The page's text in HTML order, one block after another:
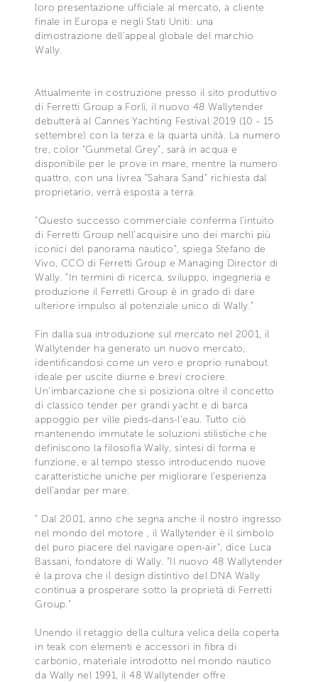
loro presentazione ufficiale al mercato, a cliente
finale in Europa e negli Stati Uniti: una
dimostrazione dell’appeal globale del marchio
Wally.
Attualmente in costruzione presso il sito produttivo
di Ferretti Group a Forlì, il nuovo 48 Wallytender
debutterà al Cannes Yachting Festival 2019 (10 - 15
settembre) con la terza e la quarta unità. La numero
tre, color “Gunmetal Grey”, sarà in acqua e
disponibile per le prove in mare, mentre la numero
quattro, con una livrea “Sahara Sand” richiesta dal
proprietario, verrà esposta a terra.
"Questo successo commerciale conferma l’intuito
di Ferretti Group nell'acquisire uno dei marchi più
iconici del panorama nautico", spiega Stefano de
Vivo, CCO di Ferretti Group e Managing Director di
Wally. "In termini di ricerca, sviluppo, ingegneria e
produzione il Ferretti Group è in grado di dare
ulteriore impulso al potenziale unico di Wally."
Fin dalla sua introduzione sul mercato nel 2001, il
Wallytender ha generato un nuovo mercato,
identificandosi come un vero e proprio runabout
ideale per uscite diurne e brevi crociere.
Un’imbarcazione che si posiziona oltre il concetto
di classico tender per grandi yacht e di barca
appoggio per ville pieds-dans-l’eau. Tutto ciò
mantenendo immutate le soluzioni stilistiche che
definiscono la filosofia Wally, sintesi di forma e
funzione, e al tempo stesso introducendo nuove
caratteristiche uniche per migliorare l'esperienza
dell’andar per mare.
" Dal 2001, anno che segna anche il nostro ingresso
nel mondo del motore , il Wallytender è il simbolo
del puro piacere del navigare open-air", dice Luca
Bassani, fondatore di Wally. "Il nuovo 48 Wallytender
è la prova che il design distintivo del DNA Wally
continua a prosperare sotto la proprietà di Ferretti
Group."
Unendo il retaggio della cultura velica della coperta
in teak con elementi e accessori in fibra di
carbonio, materiale introdotto nel mondo nautico
da Wally nel 1991, il 48 Wallytender offre